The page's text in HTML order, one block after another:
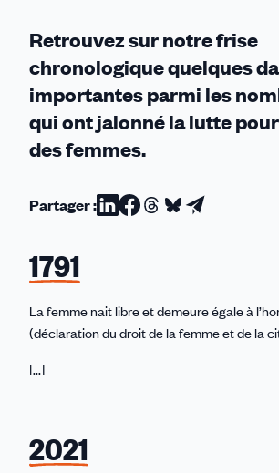
d'aventure
Retrouvez sur notre frise
chronologique quelques
importantes parmi les
qui ont jalonné la lutte
des femmes.
Partager :Partager
Partager
Partager
Partager
Partager
1791
La femme nait libre et demeure égale à
(déclaration du droit de la femme et de la
[...]
2021